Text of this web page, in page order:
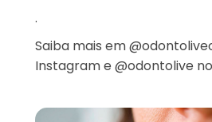
.
Saiba mais em
Instagrame @odontolive